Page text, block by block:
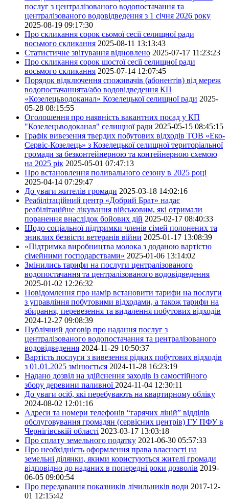
послуг з централізованого водопостачання та
централізованого водовідведення з 1 січня 2026 року
2025-08-19 09:17:30
Про скликання сорок сьомої сесії селищної ради
восьмого скликання 2025-08-11 13:13:43
Статистичне звітування відновлено 2025-07-17 11:23:23
Про скликання сорок шостої сесії селищної ради
восьмого скликання 2025-07-14 12:07:45
Порядок відключення споживачів (абонентів) від мереж
водопостачаннята/або водовідведення КП
«Козелецьводоканал» Козелецької селищної ради 2025-
05-28 08:15:55
Оголошення про наявність вакантних посад у КП
"Козелецьводоканал" селищної ради 2025-05-15 08:45:15
Графік вивезення твердих побутових відходів ТОВ «Еко-
Сервіс-Козелець» з Козелецької селищної територіальної
громади за безконтейнерною та контейнерною схемою
на 2025 рік 2025-05-01 07:47:13
Про встановлення поливального сезону в 2025 році
2025-04-14 07:29:47
До уваги жителів громади 2025-03-18 14:02:16
Реабілітаційний центр «Добрий Брат» надає
реабілітаційне лікування військовим, які отримали
поранення внаслідок бойових дій 2025-02-17 08:40:33
Щодо соціальної підтримки членів сімей полонених та
зниклих безвісти ветеранів війни 2025-01-17 13:08:39
«Підтримка виробництва молока з доданою вартістю
сімейними господарствами» 2025-01-06 13:14:02
Змінились тарифи на послуги централізованого
водопостачання та централізованого водовідведення
2025-01-02 12:26:32
Повідомлення про намір встановити тарифи на послуги
з управління побутовими відходами, а також тарифи на
збирання, перевезення та видалення побутових відходів
2024-12-27 09:08:39
Публічний договір про надання послуг з
централізованого водопостачання та централізованого
водовідведення 2024-11-29 10:50:37
Вартість послуги з вивезення рідких побутових відходів
з 01.01.2025 змінюється 2024-11-28 16:23:19
Надано дозвіл на здійснення заходів із самостійного
збору деревини паливної2024-11-04 12:30:11
До уваги осіб, які перебувають на квартирному обліку
2024-08-02 12:01:16
Адреси та номери телефонів “гарячих ліній” відділів
обслуговування громадян (сервісних центрів) ГУ ПФУ в
Чернігівській області 2023-03-17 13:03:18
Про сплату земельного податку 2021-06-30 05:57:33
Про необхідність оформлення права власності на
земельні ділянки, якими користуються жителі громади
відповідно до наданих в попередні роки дозволів 2019-
06-05 09:00:54
Про передавання показників лічильників води 2017-12-
01 12:15:42